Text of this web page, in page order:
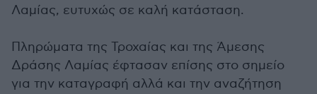
Λαμίας, ευτυχώς σε καλή κατάσταση.
Πληρώματα της Τροχαίας και της Άμεσης
Δράσης Λαμίας έφτασαν επίσης στο σημείο
για την καταγραφή αλλά και την αναζήτηση